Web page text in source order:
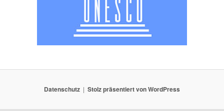
Datenschutz Stolz präsentiert von WordPress